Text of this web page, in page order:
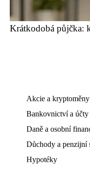
Krátkodobá půjčka:
Akcie a kryptoměny
Bankovnictví a účty
Daně a osobní
Důchody a penzijní
Hypotéky